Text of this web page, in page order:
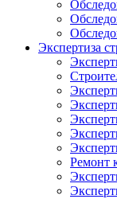
Экспертиза
Ремонт